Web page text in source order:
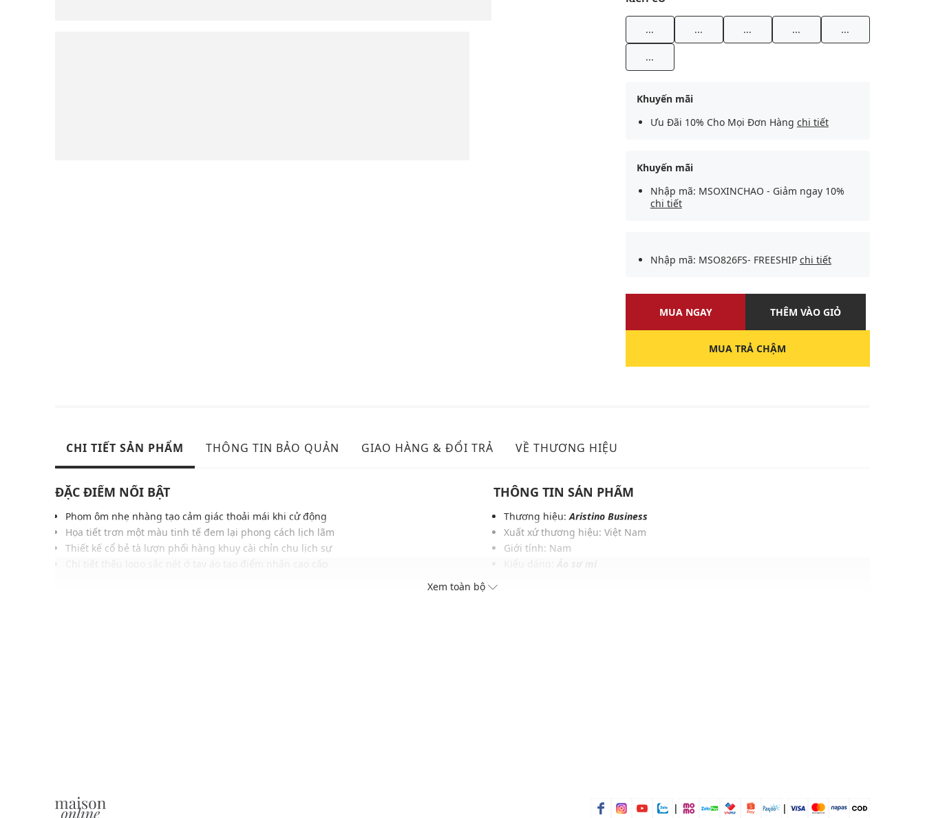
... ... ... ... ...
...
Khuyến mãi
Ưu Đãi 10% Cho Mọi Đơn Hàng chi tiết
Khuyến mãi
Nhập mã: MSOXINCHAO - Giảm ngay 10%
chi tiết
Nhập mã: MSO826FS- FREESHIP chi tiết
MUA NGAY THÊM VÀO GIỎ
MUA TRẢ CHẬM
CHI TIẾT SẢN PHẨM THÔNG TIN BẢO QUẢN GIAO HÀNG & ĐỔI TRẢ VỀ THƯƠNG HIỆU
ĐẶC ĐIỂM NỔI BẬT
Phom ôm nhẹ nhàng tạo cảm giác thoải mái khi cử động
Họa tiết trơn một màu tinh tế đem lại phong cách lịch lãm
Thiết kế cổ bẻ tà lượn phối hàng khuy cài chỉn chu lịch sự
THÔNG TIN SẢN PHẨM
Thương hiệu:Aristino Business
Xuất xứ thương hiệu: Việt Nam
Giới tính: Nam
Xem toàn bộ
| |